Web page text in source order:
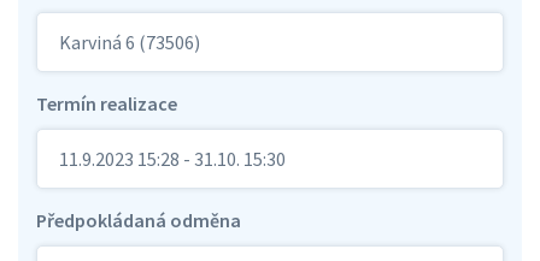
Karviná 6 (73506)
Termín realizace
11.9.2023 15:28 - 31.10. 15:30
Předpokládaná odměna